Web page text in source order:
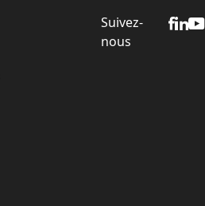
Suivez-
nous